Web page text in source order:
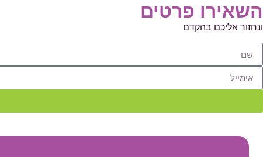
השאירו פרטים
ונחזור אליכם בהקדם